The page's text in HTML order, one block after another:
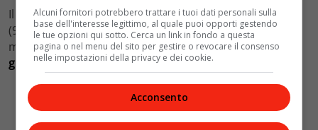
Il maggior numero di musei gratuiti si trova a Londra
(93 musei), seguita da Berlino (35 musei) e Roma (34
musei). Roma è la città con ilmaggior numero di visite
gratuite (553), seguita da Londra (487) e Parigi (394).
Alcuni fornitori potrebbero trattare i tuoi dati personali sulla
base dell'interesse legittimo, al quale puoi opporti gestendo
le tue opzioni qui sotto. Cerca un link in fondo a questa
pagina o nel menu del sito per gestire o revocare il consenso
nelle impostazioni della privacy e dei cookie.
Acconsento